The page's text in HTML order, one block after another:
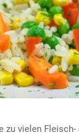
zu vielen